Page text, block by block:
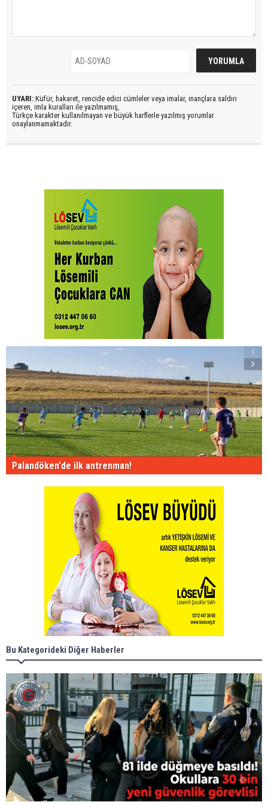
UYARI: Küfür, hakaret, rencide edici cümleler veya imalar, inançlara saldırı
içeren, imla kuralları ile yazılmamış,
Türkçe karakter kullanılmayan ve büyük harflerle yazılmış yorumlar
onaylanmamaktadır.
Palandöken'de ilk antrenman!
Bu Kategorideki Diğer Haberler